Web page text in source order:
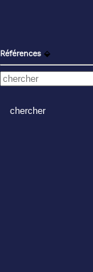
Références ⬙